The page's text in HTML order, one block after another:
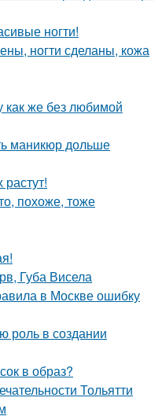
ногти!
ногти сделаны, кожа
же без любимой
маникюр дольше
похоже, тоже
Губа Висела
в Москве ошибку
роль в создании
в образ?
Тольятти